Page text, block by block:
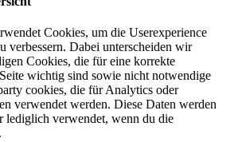
Cookies, um die Userexperience
verbessern. Dabei unterscheiden wir
Cookies, die für eine korrekte
wichtig sind sowie nicht notwendige
cookies, die für Analytics oder
verwendet werden. Diese Daten werden
lediglich verwendet, wenn du die